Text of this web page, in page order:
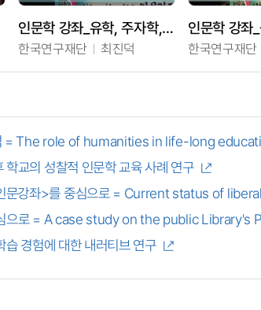
인문학 강좌_유학, 주자학, 그리고 실학 : 조선조에 대한 철학적 반성
한국연구재단 최진덕 한국연구재단
교의 성찰적 인문학 교육 사례 연구
인문강좌>를 중심으로 = Current status of
심으로 = A case study on the public
경험에 대한 내러티브 연구